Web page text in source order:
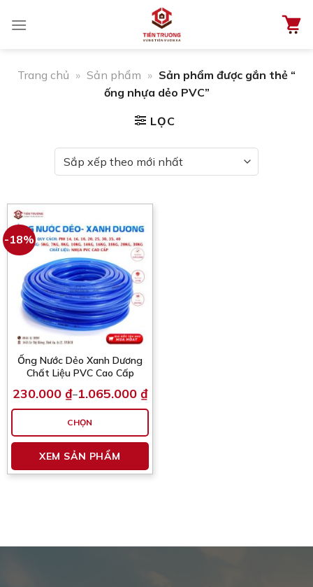
đến
Trang chủ » Sản phẩm » Sản phẩm được gắn thẻ “
ống nhựa dẻo PVC”
LỌC
-18%
Ống Nước Dẻo Xanh Dương
Chất Liệu PVC Cao Cấp
230.000 ₫–1.065.000 ₫
Khoảng
giá:
230.000 ₫
đến
1.065.000 ₫
CHỌN
XEM SẢN PHẨM
Sản
này
Các